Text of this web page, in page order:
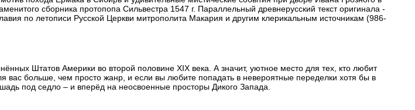
сборника протопопа Сильвестра 1547 г. Параллельный древнерусский текст оригинала -
по летописи Русской Церкви митрополита Макария и другим клерикальным источникам (986-
Штатов Америки во второй половине XIX века. А значит, уютное место для тех, кто любит
вас больше, чем просто жанр, и если вы любите попадать в невероятные переделки хотя бы в
под седло – и вперёд на неосвоенные просторы Дикого Запада.